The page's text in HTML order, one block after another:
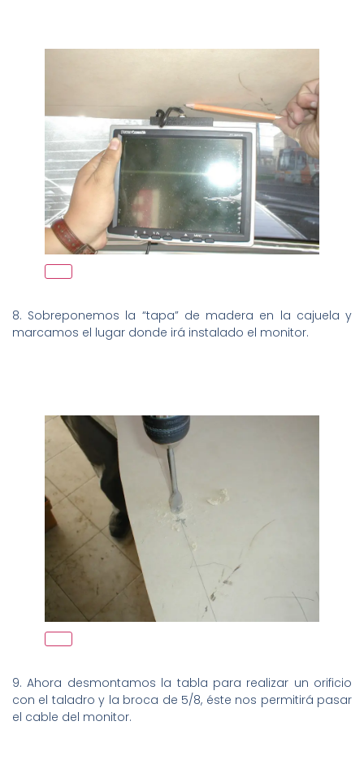
8. Sobreponemos la “tapa” de madera en la cajuela y
marcamos el lugar donde irá instalado el monitor.
9. Ahora desmontamos la tabla para realizar un orificio
con el taladro y la broca de 5/8, éste nos permitirá pasar
el cable del monitor.